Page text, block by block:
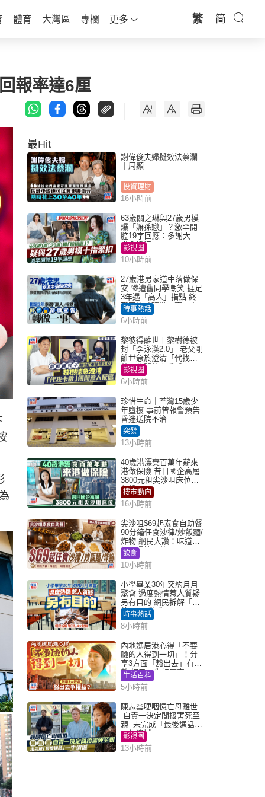
體育 大灣區 專欄 更多 繁 简
報率達6厘
最Hit
謝偉俊夫婦擬效法蔡瀾
｜周顯
投資理財
16小時前
63歲關之琳與27歲男模
爆「嫲孫戀」？激罕開
腔19字回應：多謝大家
掛念近況
影視圈
10小時前
27歲港男家道中落做保
安 慘遭舊同學嘲笑 捱足
3年遇「高人」指點 終辭
職宣告「轉做一事」｜
Juicy叮
時事熱話
6小時前
黎彼得離世丨黎樹德被
封「李泳漢2.0」 老父剛
離世急於澄清「代找卡
數」傳聞惹人反感
影視圈
6小時前
珍惜生命｜荃灣15歲少
年墮樓 事前曾報警預告
昏迷送院不治
突發
13小時前
40歲港漂棄百萬年薪來
港做保險 昔日國企高層
3800元租尖沙咀床位｜
租盤Million
樓市動向
16小時前
尖沙咀$69起素食自助餐
90分鐘任食沙律/炒飯麵/
炸物 網民大讚：味道
好，環境闊落
飲食
10小時前
小學畢業30年突約月月
聚會 過度熱情惹人質疑
另有目的 網民拆解「扮
熟」4大動機｜Juicy叮
時事熱話
8小時前
內地媽居港心得「不要
臉的人得到一切」！分
享3方面「豁出去」有著
數 網民：你好厲害
生活百科
5小時前
陳志雲哽咽憶亡母離世
自責一決定間接害死至
親 未完成「最後通話」
一生遺憾
影視圈
13小時前